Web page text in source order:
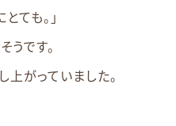
ても。」
です。
がっていました。